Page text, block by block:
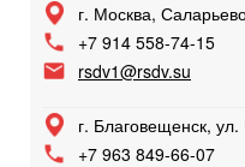
г. Москва,
+7 914 558-74-15
rsdv1@rsdv.su
г. Благовещенск,
+7 963 849-66-07